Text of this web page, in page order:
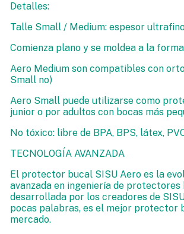
Detalles:
Talle Small / Medium: espesor
Comienza plano y se moldea a la
Aero Medium son compatibles con
Small no)
Aero Small puede utilizarse como
junior o por adultos con bocas más
No tóxico: libre de BPA, BPS, látex,
TECNOLOGÍA AVANZADA
El protector bucal SISU Aero es la
avanzada en ingeniería de protectores
desarrollada por los creadores de
pocas palabras, es el mejor protector
mercado.